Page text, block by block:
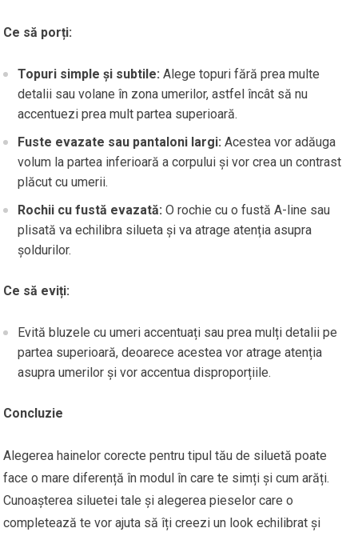
Ce să porți:
Topuri simple și subtile: Alege topuri fără prea multe
detalii sau volane în zona umerilor, astfel încât să nu
accentuezi prea mult partea superioară.
Fuste evazate sau pantaloni largi: Acestea vor adăuga
volum la partea inferioară a corpului și vor crea un contrast
plăcut cu umerii.
Rochii cu fustă evazată: O rochie cu o fustă A-line sau
plisată va echilibra silueta și va atrage atenția asupra
șoldurilor.
Ce să eviți:
Evită bluzele cu umeri accentuați sau prea mulți detalii pe
partea superioară, deoarece acestea vor atrage atenția
asupra umerilor și vor accentua disproporțiile.
Concluzie
Alegerea hainelor corecte pentru tipul tău de siluetă poate
face o mare diferență în modul în care te simți și cum arăți.
Cunoașterea siluetei tale și alegerea pieselor care o
completează te vor ajuta să îți creezi un look echilibrat și